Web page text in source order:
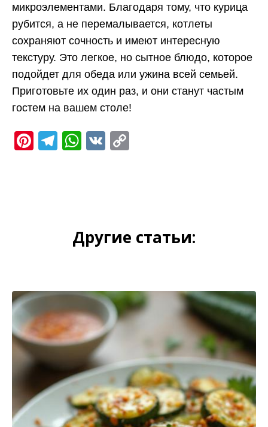
микроэлементами. Благодаря тому, что курица
рубится, а не перемалывается, котлеты
сохраняют сочность и имеют интересную
текстуру. Это легкое, но сытное блюдо, которое
подойдет для обеда или ужина всей семьей.
Приготовьте их один раз, и они станут частым
гостем на вашем столе!
Pinterest
Telegram
WhatsApp
VK
Другие статьи: